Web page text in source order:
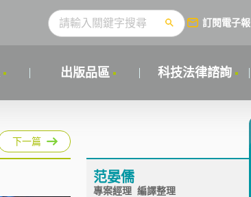
訂閱電子報
出版品區 科技法律諮詢
下一篇
范晏儒
專案經理 編譯整理